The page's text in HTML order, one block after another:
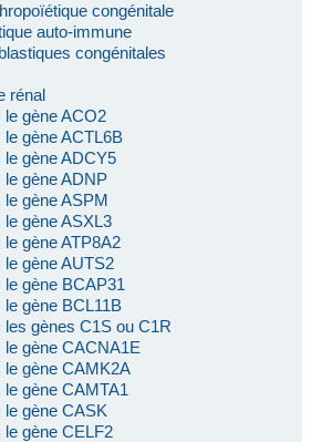
congénitale
auto-immune
congénitales
rénal
gène ACO2
gène ACTL6B
gène ADCY5
gène ADNP
gène ASPM
gène ASXL3
gène ATP8A2
gène AUTS2
gène BCAP31
gène BCL11B
gènes C1S ou C1R
gène CACNA1E
gène CAMK2A
gène CAMTA1
gène CASK
gène CELF2